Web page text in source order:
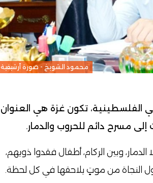
محمود الشويخ - صورة أرشيفية
تكون غزة هي العنوان
إلى مسرح دائم للحروب والدمار.
وبين الركام، أطفال فقدوا ذويهم،
النجاة من موتٍ يلاحقها في كل لحظة.